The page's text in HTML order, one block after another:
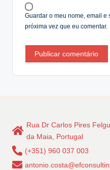
Guardar o meu nome, email e
próxima vez que eu comentar.
:
Rua Dr Carlos Pires
da Maia, Portugal
(+351) 960 037 003